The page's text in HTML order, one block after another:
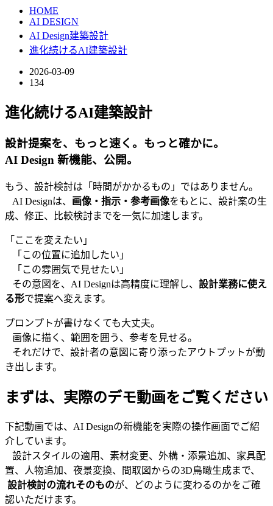
HOME
AI DESIGN
AI Design建築設計
進化続けるAI建築設計
2026-03-09
134
進化続けるAI建築設計
設計提案を、もっと速く。もっと確かに。
AI Design 新機能、公開。
もう、設計検討は「時間がかかるもの」ではありません。
AI Designは、 画像・指示・参考画像をもとに、設計案の生
成、修正、比較検討までを一気に加速します。
「ここを変えたい」
「この位置に追加したい」
「この雰囲気で見せたい」
その意図を、AI Designは高精度に理解し、 設計業務に使え
る形で提案へ変えます。
プロンプトが書けなくても大丈夫。
画像に描く、範囲を囲う、参考を見せる。
それだけで、設計者の意図に寄り添ったアウトプットが動
き出します。
まずは、実際のデモ動画をご覧ください
下記動画では、AI Designの新機能を実際の操作画面でご紹
介しています。
設計スタイルの適用、素材変更、外構・添景追加、家具配
置、人物追加、夜景変換、間取図からの3D鳥瞰生成まで、
設計検討の流れそのものが、どのように変わるのかをご確
認いただけます。